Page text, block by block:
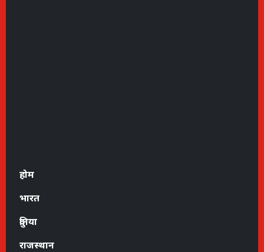
होम
भारत
दुनिया
राजस्थान